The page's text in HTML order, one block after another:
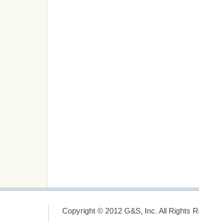
Copyright © 2012 G&S, Inc. All Rights